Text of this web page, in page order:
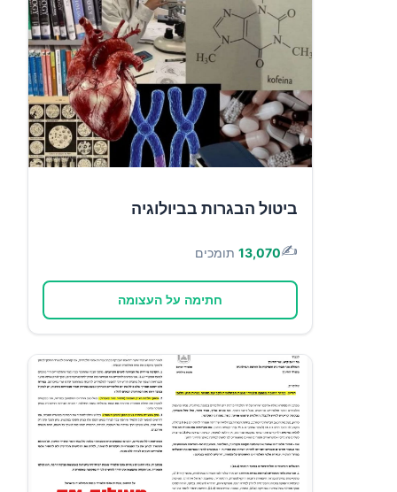
ביטול הבגרות בביולוגיה
✍️
13,070 תומכים
חתימה על העצומה